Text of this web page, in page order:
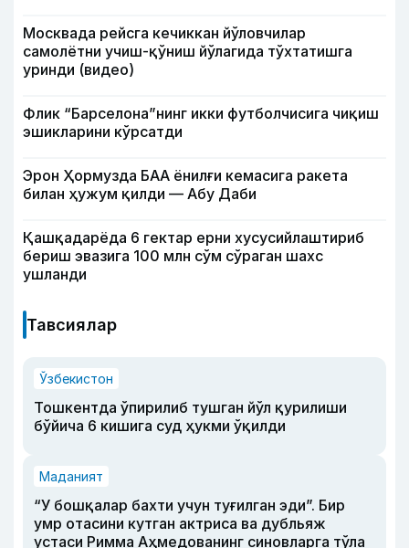
Москвада рейсга кечиккан йўловчилар
самолётни учиш-қўниш йўлагида тўхтатишга
уринди (видео)
Флик “Барселона”нинг икки футболчисига чиқиш
эшикларини кўрсатди
Эрон Ҳормузда БАА ёнилғи кемасига ракета
билан ҳужум қилди — Абу Даби
Қашқадарёда 6 гектар ерни хусусийлаштириб
бериш эвазига 100 млн сўм сўраган шахс
ушланди
Тавсиялар
Ўзбекистон
Тошкентда ўпирилиб тушган йўл қурилиши
бўйича 6 кишига суд ҳукми ўқилди
Маданият
“У бошқалар бахти учун туғилган эди”. Бир
умр отасини кутган актриса ва дубльяж
устаси Римма Аҳмедованинг синовларга тўла